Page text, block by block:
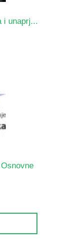
i unaprj...